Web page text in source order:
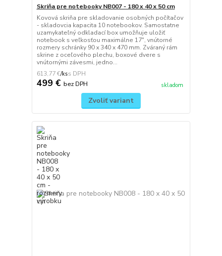
Skriňa pre notebooky NB007 - 180 x 40 x 50 cm
Kovová skriňa pre skladovanie osobných počítačov
- skladovcia kapacita 10 notebookov. Samostatne
uzamykateľný odkladací box umožňuje uložiť
notebook s veľkosťou maximálne 17", vnútorné
rozmery schránky 90 x 340 x 470 mm. Zváraný rám
skrine z oceľového plechu, boxové dvere s
vnútornými závesmi, jedno...
613,77 €/ks
499 € bez DPH skladom
Zvoliť variant